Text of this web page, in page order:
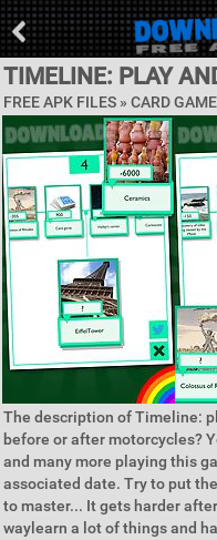
TIMELINE: PLAY
FREE APK FILES » CARD
The description of Timeline:
before or after motorcycles?
and many more playing this
associated date. Try to put
to master... It gets harder
waylearn a lot of things and